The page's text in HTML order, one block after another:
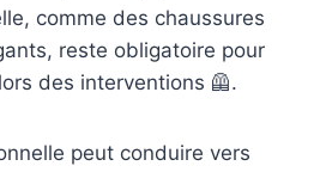
comme des chaussures
reste obligatoire pour
des interventions 🦺.
peut conduire vers